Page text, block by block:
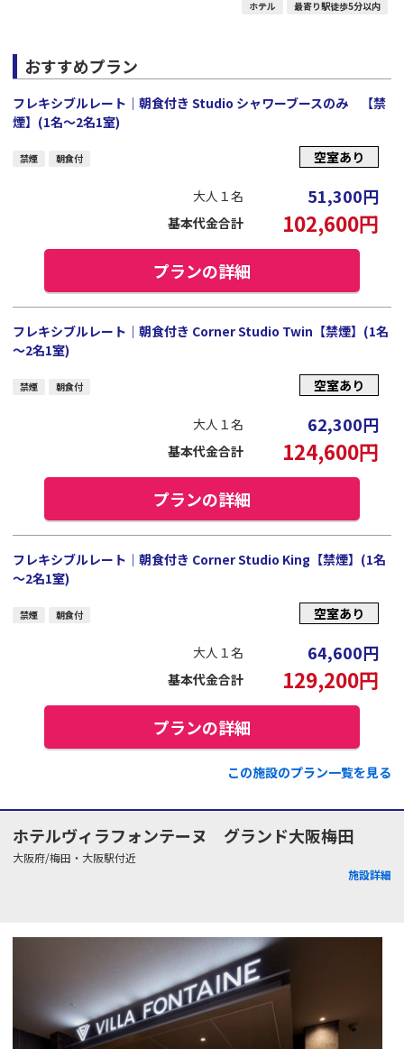
ホテル 最寄り駅徒歩5分以内
おすすめプラン
フレキシブルレート｜朝食付き Studio シャワーブースのみ 【禁
煙】(1名～2名1室)
禁煙 朝食付 空室あり
大人１名 51,300円
基本代金合計 102,600円
プランの詳細
フレキシブルレート｜朝食付き Corner Studio Twin【禁煙】(1名
～2名1室)
禁煙 朝食付 空室あり
大人１名 62,300円
基本代金合計 124,600円
プランの詳細
フレキシブルレート｜朝食付き Corner Studio King【禁煙】(1名
～2名1室)
禁煙 朝食付 空室あり
大人１名 64,600円
基本代金合計 129,200円
プランの詳細
この施設のプラン一覧を見る
ホテルヴィラフォンテーヌ グランド大阪梅田
大阪府/梅田・大阪駅付近
施設詳細